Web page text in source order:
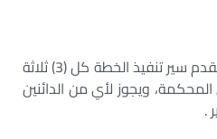
1. على الخبير إعداد تقرير عن تقدم سير تنفيذ الخطة كل (3) ثلاثة
ويجوز لأي من الدائنين
.